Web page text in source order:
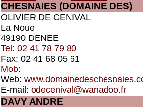
CHESNAIES (DOMAINE DES)
OLIVIER DE CENIVAL
La Noue
49190 DENEE
Tel: 02 41 78 79 80
Fax: 02 41 68 05 61
Mob:
Web:
E-mail: odecenival@wanadoo.fr
DAVY ANDRE